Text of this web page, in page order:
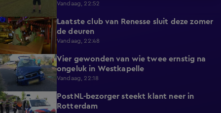
Vandaag, 22:52
2:08
Laatste club van Renesse sluit deze zomer
de deuren
Vandaag, 22:48
0:30
Vier gewonden van wie twee ernstig na
ongeluk in Westkapelle
Vandaag, 22:18
0:26
PostNL-bezorger steekt klant neer in
Rotterdam